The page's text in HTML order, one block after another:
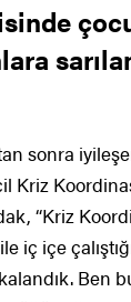
sonra
Kriz
“Kriz
iç içe
Ben